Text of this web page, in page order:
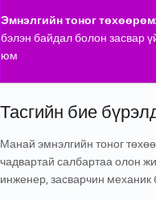
Эмнэлгийн тоног
бэлэн байдал болон засвар
юм
Тасгийн бие
Манай эмнэлгийн тоног
чадвартай салбартаа олон
инженер, засварчин